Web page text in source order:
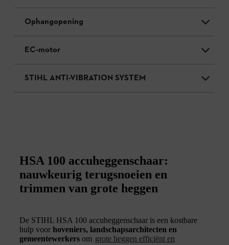
Ophangopening
EC-motor
STIHL ANTI-VIBRATION SYSTEM
HSA 100 accuheggenschaar:
nauwkeurig terugsnoeien en
trimmen van grote heggen
De STIHL HSA 100 accuheggenschaar is een kostbare
hulp voor hoveniers, landschapsarchitecten en
gemeentewerkers om grote heggen efficiënt en